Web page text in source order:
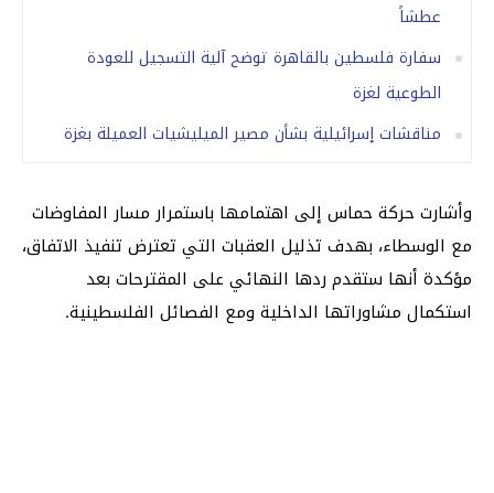
عطشاً
سفارة فلسطين بالقاهرة توضح آلية التسجيل للعودة
الطوعية لغزة
مناقشات إسرائيلية بشأن مصير الميليشيات العميلة بغزة
وأشارت حركة حماس إلى اهتمامها باستمرار مسار المفاوضات
مع الوسطاء، بهدف تذليل العقبات التي تعترض تنفيذ الاتفاق،
مؤكدة أنها ستقدم ردها النهائي على المقترحات بعد
استكمال مشاوراتها الداخلية ومع الفصائل الفلسطينية.